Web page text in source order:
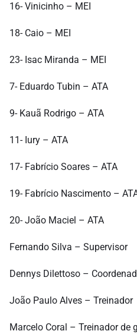
16- Vinicinho – MEI
18- Caio – MEI
23- Isac Miranda – MEI
7- Eduardo Tubin – ATA
9- Kauã Rodrigo – ATA
11- Iury – ATA
17- Fabrício Soares – ATA
19- Fabrício Nascimento –
20- João Maciel – ATA
Fernando Silva – Supervisor
Dennys Dilettoso –
João Paulo Alves – Treinador
Marcelo Coral – Treinador de